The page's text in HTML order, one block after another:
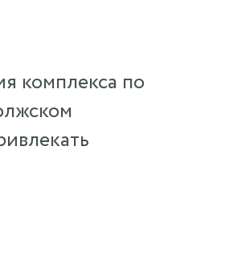
комплекса по